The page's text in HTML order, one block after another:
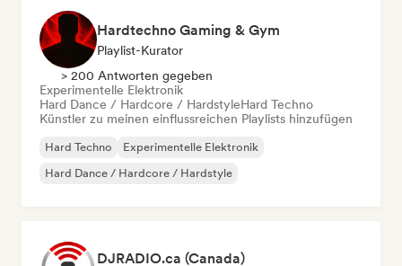
Hardtechno Gaming & Gym
Playlist-Kurator
> 200 Antworten gegeben
Experimentelle Elektronik
Hard Dance / Hardcore / HardstyleHard Techno
Künstler zu meinen einflussreichen Playlists hinzufügen
Hard Techno
Experimentelle Elektronik
Hard Dance / Hardcore / Hardstyle
DJRADIO.ca (Canada)